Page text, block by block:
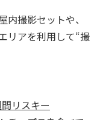
撮影セットや、
リアを利用して“撮
リスキー